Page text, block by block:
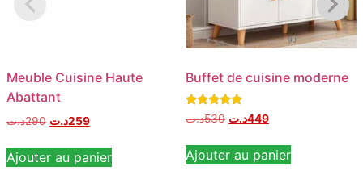
Meuble Cuisine Haute
Abattant
290د.ت 259د.ت
Ajouter au panier
Buffet de cuisine moderne
Note
5.00
530د.ت 449د.ت
Ajouter au panier